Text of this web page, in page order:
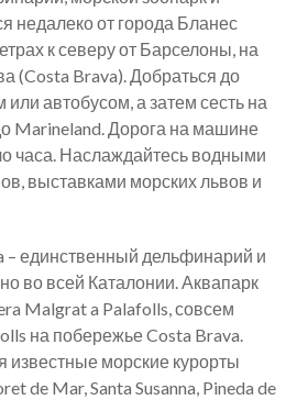
недалеко от города Бланес
к северу от Барселоны, на
(Costa Brava). Добраться до
автобусом, а затем сесть на
Marineland. Дорога на машине
часа. Наслаждайтесь водными
выставками морских львов и
– единственный дельфинарий и
во всей Каталонии. Аквапарк
Malgrat a Palafolls, совсем
на побережье Costa Brava.
известные морские курорты
de Mar, Santa Susanna, Pineda de